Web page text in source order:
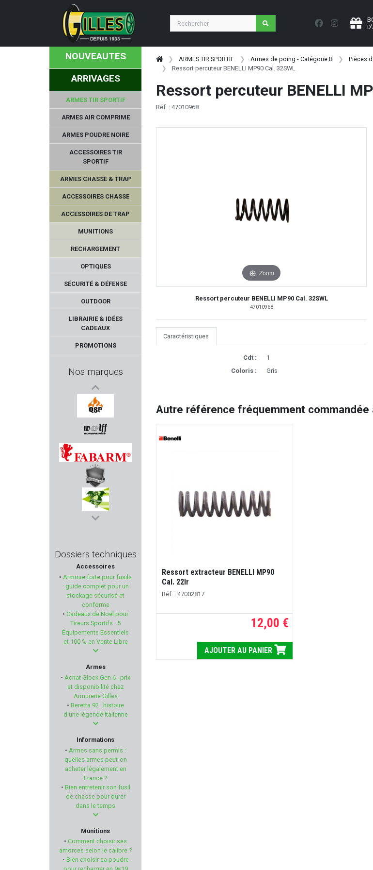
NOUVEAUTES
ARRIVAGES
ARMES TIR SPORTIF
ARMES AIR COMPRIME
ARMES POUDRE NOIRE
ACCESSOIRES TIR
SPORTIF
ARMES CHASSE & TRAP
ACCESSOIRES CHASSE
ACCESSOIRES DE TRAP
MUNITIONS
RECHARGEMENT
OPTIQUES
SÉCURITÉ & DÉFENSE
OUTDOOR
LIBRAIRIE & IDÉES
CADEAUX
PROMOTIONS
Nos marques
GECO
QSP KNIFE
WOLFF GUNSPRINGS
FABARM
RUBBER BALLS
CHEDDITE
BALLISTOL
ELECTRO POINT
KARL NILL
ZEV
KITE OPTICS
OPINEL
IWI
BERETTA
ANSCHÜTZ
BUL ARMORY
Dossiers techniques
Accessoires
• Armoire forte pour fusils
: guide complet pour un
stockage sécurisé et
conforme
• Cadeaux de Noël pour
Tireurs Sportifs : 5
Équipements Essentiels
et 100 % en Vente Libre
Armes
• Achat Glock Gen 6 : prix
et disponibilité chez
Armurerie Gilles
• Beretta 92 : histoire
d'une légende italienne
Informations
• Armes sans permis :
quelles armes peut-on
acheter légalement en
France ?
• Bien entretenir son fusil
de chasse pour durer
dans le temps
Munitions
• Comment choisir ses
amorces selon le calibre ?
• Bien choisir sa poudre
ARMES TIR SPORTIF Armes de poing - Catégorie B Pièces
Ressort percuteur BENELLI MP90 Cal. 32SWL
Ressort percuteur BENELLI
Réf. : 47010968
Zoom
Ressort percuteur BENELLI MP90 Cal. 32SWL
47010968
Caractéristiques
Cdt :
1
Coloris :
Gris
Autre référence fréquemment
Ressort extracteur BENELLI MP90
Cal. 22lr
Réf. : 47002817
12,00 €
AJOUTER AU PANIER